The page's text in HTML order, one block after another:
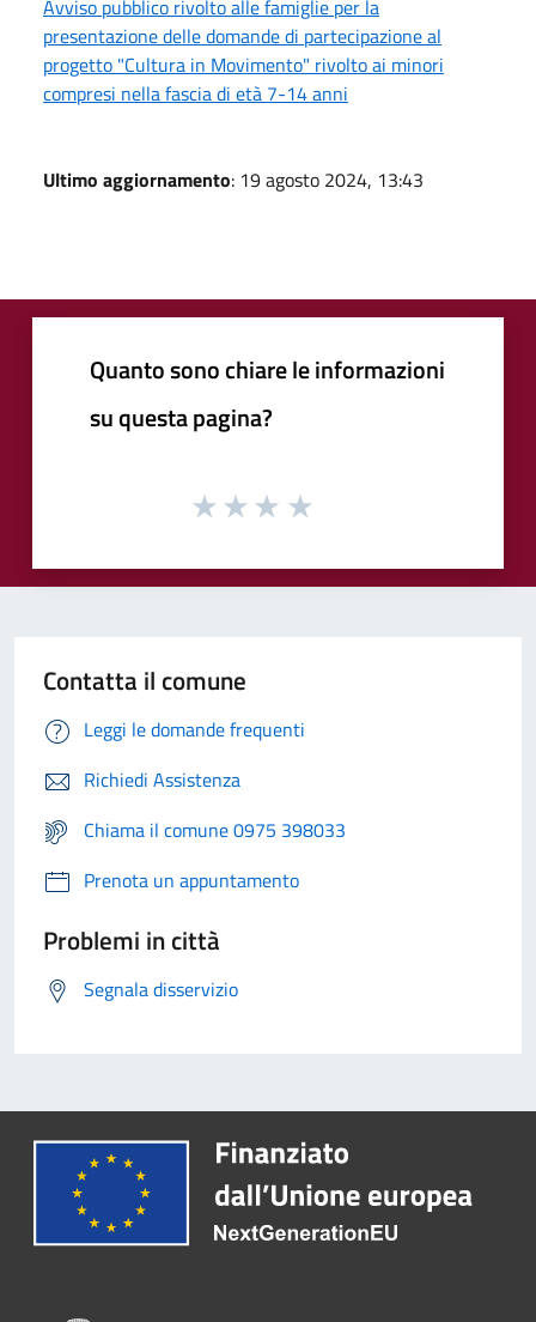
Avviso pubblico rivolto alle famiglie per la
presentazione delle domande di partecipazione al
progetto "Cultura in Movimento" rivolto ai minori
compresi nella fascia di età 7-14 anni
Ultimo aggiornamento: 19 agosto 2024, 13:43
Quanto sono chiare le informazioni
su questa pagina?
Contatta il comune
Leggi le domande frequenti
Richiedi Assistenza
Chiama il comune 0975 398033
Prenota un appuntamento
Problemi in città
Segnala disservizio